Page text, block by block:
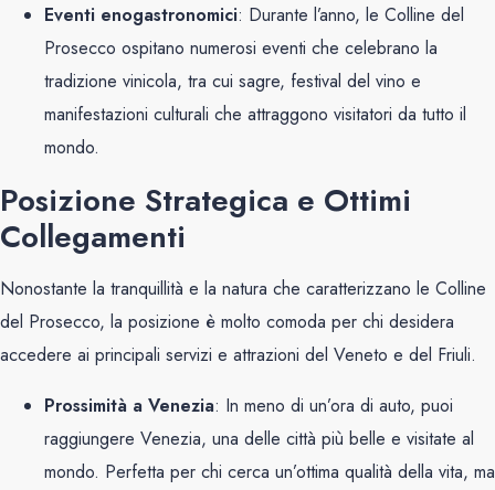
Eventi enogastronomici: Durante l’anno, le Colline del
Prosecco ospitano numerosi eventi che celebrano la
tradizione vinicola, tra cui sagre, festival del vino e
manifestazioni culturali che attraggono visitatori da tutto il
mondo.
Posizione Strategica e Ottimi
Collegamenti
Nonostante la tranquillità e la natura che caratterizzano le Colline
del Prosecco, la posizione è molto comoda per chi desidera
accedere ai principali servizi e attrazioni del Veneto e del Friuli.
Prossimità a Venezia: In meno di un’ora di auto, puoi
raggiungere Venezia, una delle città più belle e visitate al
mondo. Perfetta per chi cerca un’ottima qualità della vita, ma